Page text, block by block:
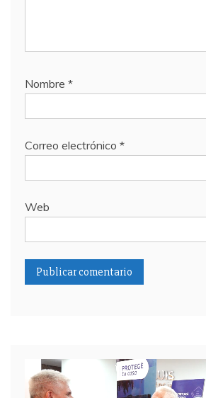
Nombre *
Correo electrónico *
Web
Reproductor
de